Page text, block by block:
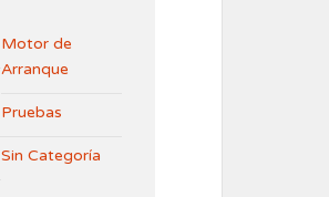
Motor de
Arranque
Pruebas
Sin Categoría